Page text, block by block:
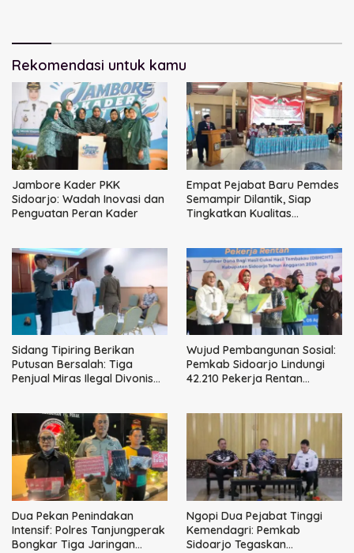
Rekomendasi untuk kamu
Jambore Kader PKK
Sidoarjo: Wadah Inovasi dan
Penguatan Peran Kader
Empat Pejabat Baru Pemdes
Semampir Dilantik, Siap
Tingkatkan Kualitas
Sidang Tipiring Berikan
Putusan Bersalah: Tiga
Penjual Miras Ilegal Divonis
Wujud Pembangunan Sosial:
Pemkab Sidoarjo Lindungi
42.210 Pekerja Rentan
Dua Pekan Penindakan
Intensif: Polres Tanjungperak
Bongkar Tiga Jaringan
Ngopi Dua Pejabat Tinggi
Kemendagri: Pemkab
Sidoarjo Tegaskan